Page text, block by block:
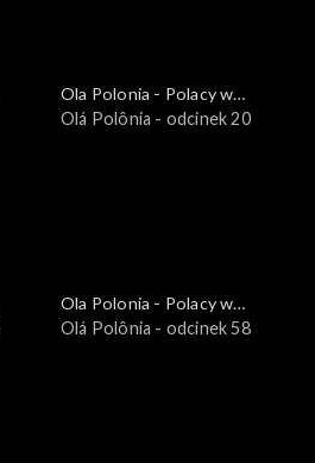
Ola Polonia - Polacy w
Brazylii i Ameryce
Olá Polônia - odcinek 20
Ola Polonia - Polacy w
Brazylii i Ameryce
Olá Polônia - odcinek 58